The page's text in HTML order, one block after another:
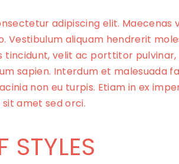
adipiscing elit.
Vestibulum aliquam hendrerit
tincidunt, velit ac porttitor
sapien. Interdum et malesuada
non eu turpis. Etiam in ex
amet sed orci.
STYLES